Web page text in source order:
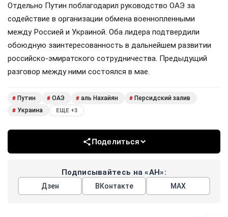
Отдельно Путин поблагодарил руководство ОАЭ за
содействие в организации обмена военнопленными
между Россией и Украиной. Оба лидера подтвердили
обоюдную заинтересованность в дальнейшем развитии
российско-эмиратского сотрудничества. Предыдущий
разговор между ними состоялся в мае.
# Путин # ОАЭ # аль Нахайян # Персидский залив
# Украина ЕЩЕ +3
Поделиться
Подписывайтесь на «АН»:
Дзен ВКонтакте МАХ